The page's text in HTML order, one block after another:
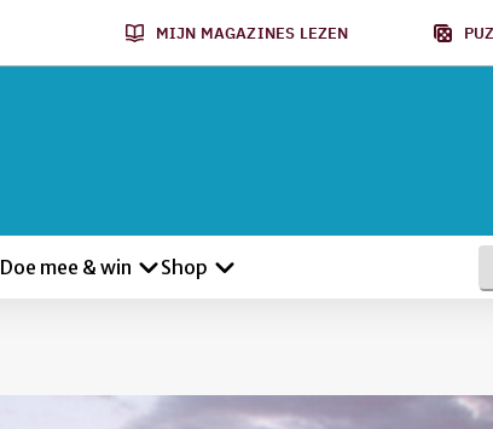
MIJN MAGAZINES LEZEN
Doe mee & win Shop